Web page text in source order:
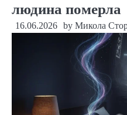
людина померла
16.06.2026 by Микола